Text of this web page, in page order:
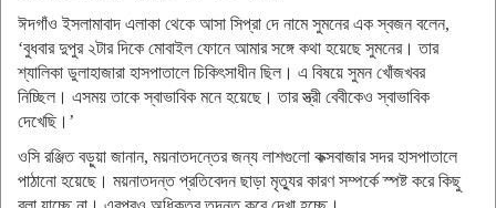
ঈদগাঁও ইসলামাবাদ এলাকা থেকে আসা সিপ্রা দে নামে সুমনের এক স্বজন বলেন,
‘বুধবার দুপুর ২টার দিকে মোবাইল ফোনে আমার সঙ্গে কথা হয়েছে সুমনের। তার
শ্যালিকা ডুলাহাজারা হাসপাতালে চিকিৎসাধীন ছিল। এ বিষয়ে সুমন খোঁজখবর
নিচ্ছিল। এসময় তাকে স্বাভাবিক মনে হয়েছে। তার স্ত্রী বেবীকেও স্বাভাবিক
দেখেছি।’
ওসি রঞ্জিত বড়ুয়া জানান, ময়নাতদন্তের জন্য লাশগুলো কক্সবাজার সদর হাসপাতালে
পাঠানো হয়েছে। ময়নাতদন্ত প্রতিবেদন ছাড়া মৃত্যুর কারণ সম্পর্কে স্পষ্ট করে কিছু